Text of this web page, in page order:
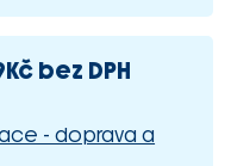
bez DPH
- doprava a